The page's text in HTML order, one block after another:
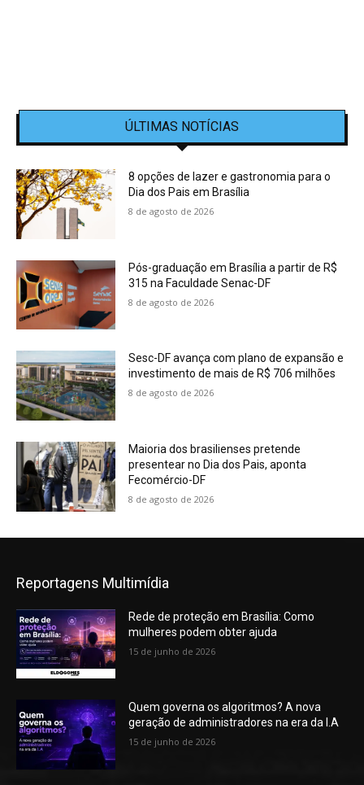
ÚLTIMAS NOTÍCIAS
8 opções de lazer e gastronomia para o
Dia dos Pais em Brasília
8 de agosto de 2026
Pós-graduação em Brasília a partir de R$
315 na Faculdade Senac-DF
8 de agosto de 2026
Sesc-DF avança com plano de expansão e
investimento de mais de R$ 706 milhões
8 de agosto de 2026
Maioria dos brasilienses pretende
presentear no Dia dos Pais, aponta
Fecomércio-DF
8 de agosto de 2026
Reportagens Multimídia
Rede de proteção em Brasília: Como
mulheres podem obter ajuda
15 de junho de 2026
Quem governa os algoritmos? A nova
geração de administradores na era da I.A
15 de junho de 2026